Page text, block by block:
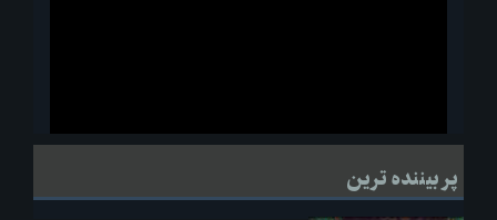
لحظاتی از قرائت زیارت اربعین امام حسین(ع) در مراسم عزاداری هیئات
پر بیننده ترین